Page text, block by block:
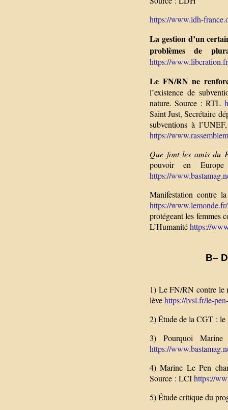
https://www.ldh-
La gestion d’un
problèmes de
https://
Le FN/RN ne
l’existence de
nature. Source : RTL
Saint Just, Secrétaire
subventions à
https://
Que font les amis du
pouvoir en
https://
Manifestation contre
https://
protégeant les femmes
L’Humanitéhttps://
B–
1) Le FN/RN contre le
lèvehttps://lvsl.fr/le-
2) Étude de la CGT :
3) Pourquoi
https://
4) Marine Le Pen
Source : LCIhttps://
5) Étude critique du